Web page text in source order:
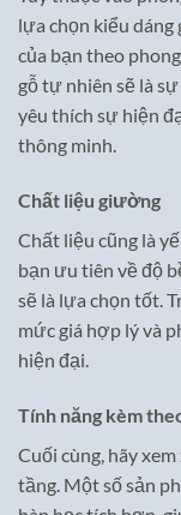
lựa chọn kiểu
của bạn theo
gỗ tự nhiên sẽ là
yêu thích sự hiện
thông minh.
Chất liệu giường
Chất liệu cũng là
bạn ưu tiên về độ
sẽ là lựa chọn tốt.
mức giá hợp lý và
hiện đại.
Tính năng kèm
Cuối cùng, hãy
tầng. Một số sản